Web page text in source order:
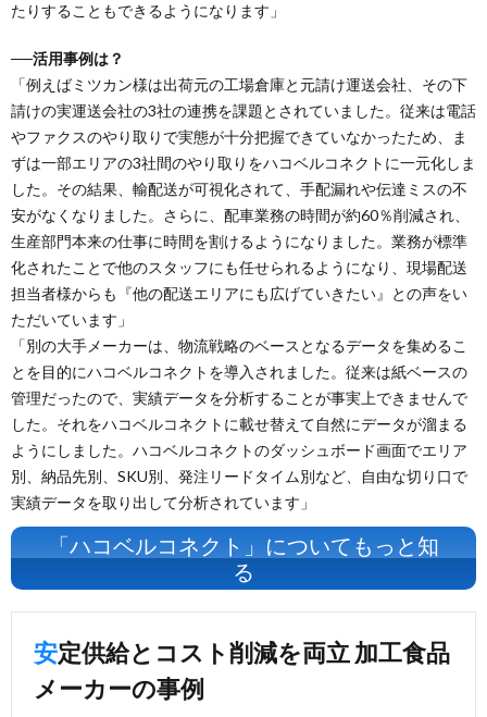
たりすることもできるようになります」
──活用事例は？
「例えばミツカン様は出荷元の工場倉庫と元請け運送会社、その下
請けの実運送会社の3社の連携を課題とされていました。従来は電話
やファクスのやり取りで実態が十分把握できていなかったため、ま
ずは一部エリアの3社間のやり取りをハコベルコネクトに一元化しま
した。その結果、輸配送が可視化されて、手配漏れや伝達ミスの不
安がなくなりました。さらに、配車業務の時間が約60％削減され、
生産部門本来の仕事に時間を割けるようになりました。業務が標準
化されたことで他のスタッフにも任せられるようになり、現場配送
担当者様からも『他の配送エリアにも広げていきたい』との声をい
ただいています」
「別の大手メーカーは、物流戦略のベースとなるデータを集めるこ
とを目的にハコベルコネクトを導入されました。従来は紙ベースの
管理だったので、実績データを分析することが事実上できませんで
した。それをハコベルコネクトに載せ替えて自然にデータが溜まる
ようにしました。ハコベルコネクトのダッシュボード画面でエリア
別、納品先別、SKU別、発注リードタイム別など、自由な切り口で
実績データを取り出して分析されています」
「ハコベルコネクト」についてもっと知
る
安定供給とコスト削減を両立 加工食品
メーカーの事例